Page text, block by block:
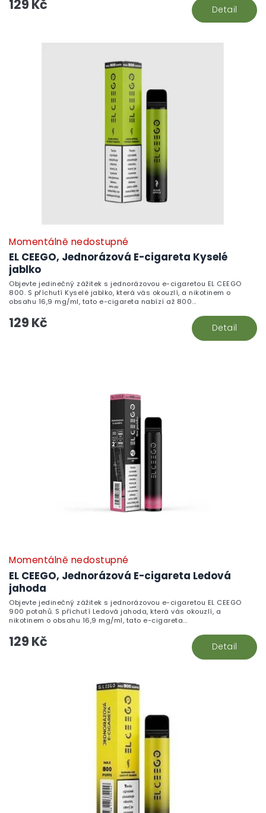
129 Kč Detail
EL CEEGO, Jednorázová E-cigareta Kyselé
jablko
Momentálně nedostupné
129 Kč Detail
Objevte jedinečný zážitek s jednorázovou e-cigaretou EL CEEGO
800. S příchutí Kyselé jablko, která vás okouzlí, a nikotinem o
obsahu 16,9 mg/ml, tato e-cigareta nabízí až 800...
EL CEEGO, Jednorázová E-cigareta Ledová
jahoda
Momentálně nedostupné
129 Kč Detail
Objevte jedinečný zážitek s jednorázovou e-cigaretou EL CEEGO
900 potahů. S příchutí Ledová jahoda, která vás okouzlí, a
nikotinem o obsahu 16,9 mg/ml, tato e-cigareta...